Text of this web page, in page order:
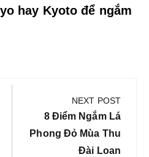
hay Kyoto để ngắm
NEXT POST
Next
Post:
8 Điểm Ngắm Lá
Phong Đỏ Mùa Thu
Đài Loan